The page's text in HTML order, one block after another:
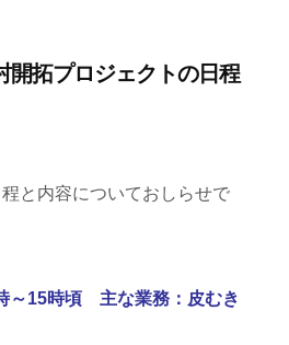
開拓プロジェクトの日程
と内容についておしらせで
～15時頃 主な業務：皮むき